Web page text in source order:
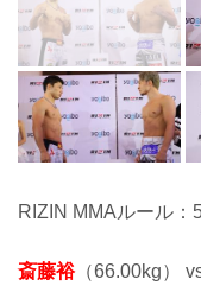
RIZIN MMAルール：
斎藤裕（66.00kg）